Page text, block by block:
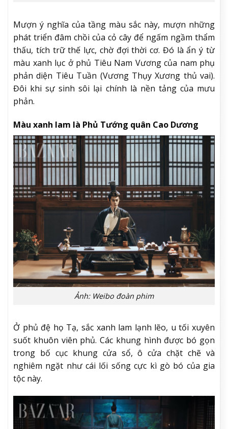
Mượn ý nghĩa của tầng màu sắc này, mượn những
phát triển đâm chồi của cỏ cây để ngấm ngầm thẩm
thấu, tích trữ thế lực, chờ đợi thời cơ. Đó là ẩn ý từ
màu xanh lục ở phủ Tiêu Nam Vương của nam phụ
phản diện Tiêu Tuần (Vương Thụy Xương thủ vai).
Đôi khi sự sinh sôi lại chính là nền tảng của mưu
phản.
Màu xanh lam là Phủ Tướng quân Cao Dương
Ảnh: Weibo đoàn phim
Ở phủ đệ họ Tạ, sắc xanh lam lạnh lẽo, u tối xuyên
suốt khuôn viên phủ. Các khung hình được bó gọn
trong bố cục khung cửa sổ, ô cửa chặt chẽ và
nghiêm ngặt như cái lối sống cực kì gò bó của gia
tộc này.